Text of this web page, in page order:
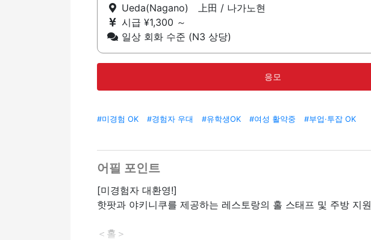
Ueda(Nagano) 上田 / 나가노현
시급 ¥1,300 ～
일상 회화 수준 (N3 상당)
응모
#미경험 OK #경험자 우대 #유학생OK #여성 활약중 #부업·투잡 OK
어필 포인트
[미경험자 대환영!]
핫팟과 야키니쿠를 제공하는 레스토랑의 홀 스태프 및 주방 지원
＜홀＞